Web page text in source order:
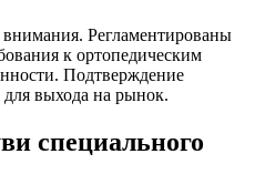
внимания. Регламентированы
к ортопедическим
Подтверждение
для выхода на рынок.
специального